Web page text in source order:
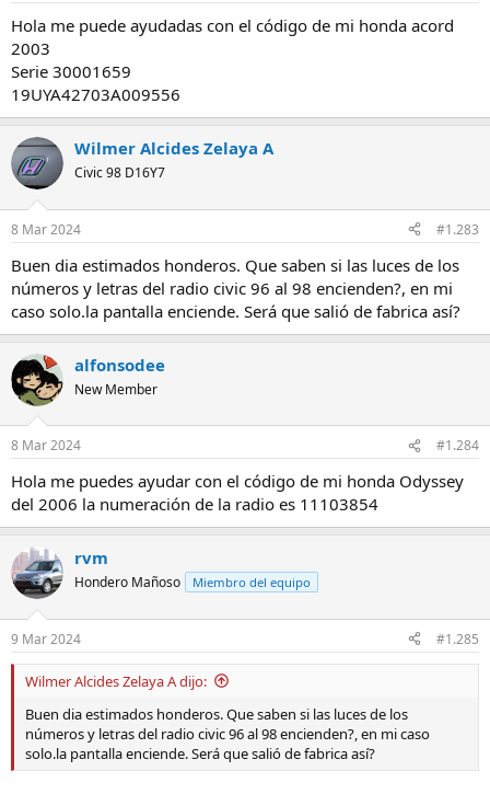
Hola me puede ayudadas con el código de mi honda acord
2003
Serie 30001659
19UYA42703A009556
Wilmer Alcides Zelaya A
Civic 98 D16Y7
8 Mar 2024 #1.283
Buen dia estimados honderos. Que saben si las luces de los
números y letras del radio civic 96 al 98 encienden?, en mi
caso solo.la pantalla enciende. Será que salió de fabrica así?
alfonsodee
New Member
8 Mar 2024 #1.284
Hola me puedes ayudar con el código de mi honda Odyssey
del 2006 la numeración de la radio es 11103854
rvm
Hondero Mañoso Miembro del equipo
9 Mar 2024 #1.285
Wilmer Alcides Zelaya A dijo:
Buen dia estimados honderos. Que saben si las luces de los
números y letras del radio civic 96 al 98 encienden?, en mi caso
solo.la pantalla enciende. Será que salió de fabrica así?